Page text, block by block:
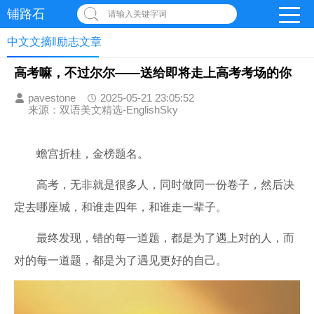
铺路石 请输入关键字词
中文文摘‖励志文章
高考嘛，不过尔尔——送给即将走上高考考场的你
pavestone
2025-05-21 23:05:52
来源：双语美文精选-EnglishSky
蟾宫折桂，金榜题名。
高考，无非就是很多人，同时做同一份卷子，然后决
定去哪座城，和谁走四年，和谁走一辈子。
最终发现，错的每一道题，都是为了遇上对的人，而
对的每一道题，都是为了遇见更好的自己。